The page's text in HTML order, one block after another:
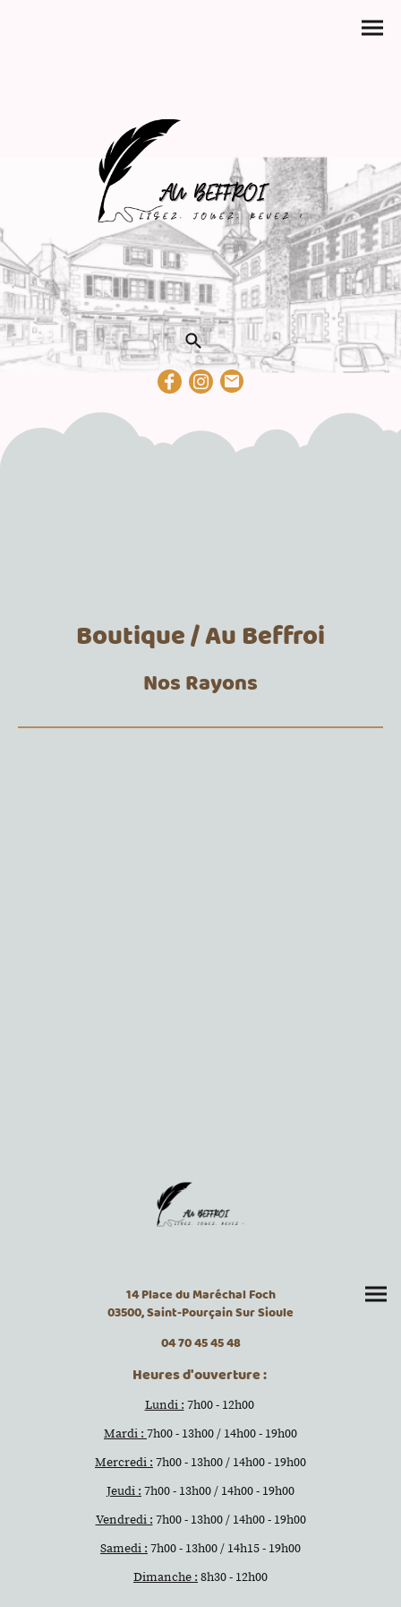
Boutique / Au Beffroi
Nos Rayons
14 Place du Maréchal Foch
03500, Saint-Pourçain Sur Sioule
04 70 45 45 48
Heures d'ouverture :
Lundi : 7h00 - 12h00
Mardi : 7h00 - 13h00 / 14h00 - 19h00
Mercredi : 7h00 - 13h00 / 14h00 - 19h00
Jeudi : 7h00 - 13h00 / 14h00 - 19h00
Vendredi : 7h00 - 13h00 / 14h00 - 19h00
Samedi : 7h00 - 13h00 / 14h15 - 19h00
Dimanche : 8h30 - 12h00